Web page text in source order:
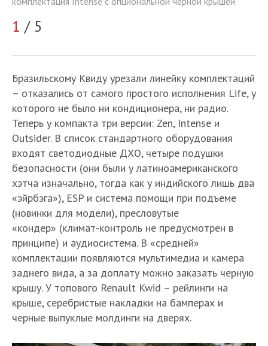
1 / 5
Бразильскому Квиду урезали линейку комплектаций
– отказались от самого простого исполнения Life, у
которого не было ни кондиционера, ни радио.
Теперь у компакта три версии: Zen, Intense и
Outsider. В список стандартного оборудования
входят светодиодные ДХО, четыре подушки
безопасности (они были у латиноамериканского
хэтча изначально, тогда как у индийского лишь два
«эйрбэга»), ESP и система помощи при подъеме
(новинки для модели), пресловутые
«кондер» (климат-контроль не предусмотрен в
принципе) и аудиосистема. В «средней»
комплектации появляются мультимедиа и камера
заднего вида, а за доплату можно заказать черную
крышу. У топового Renault Kwid – рейлинги на
крыше, серебристые накладки на бамперах и
черные выпуклые молдинги на дверях.